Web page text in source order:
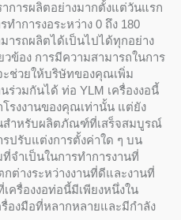
การผลิตอย่างมากตั้งแต่วันแรก
ำการงอระหว่าง 0 ถึง 180
ารถผลิตได้เป็นไปได้ทุกอย่าง
วข้อง การมีความสามารถในการ
ช่วยให้บริษัทของคุณเพิ่ม
วมกันได้ ท่อ YLM เครื่องงอนี้
รงงานของคุณเท่านั้น แต่ยัง
ำหรับผลิตภัณฑ์ที่เสร็จสมบูรณ์
ปรับแต่งการตั้งค่าใด ๆ บน
จำเป็นในการทำการงานที่
ต่างระหว่างงานที่ดีและงานที่
ครื่องงอท่อนี้มีเพียงหนึ่งใน
องมือที่หลากหลายและมีกำลัง